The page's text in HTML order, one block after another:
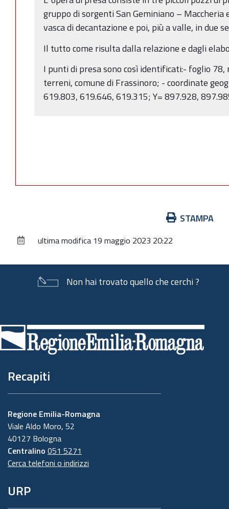
gruppo di sorgenti San Geminiano –
vasca di decantazione e poi, più a valle, in due
Il tutto come risulta dalla relazione e dagli
I punti di presa sono così identificati:- foglio 78,
terreni, comune di Frassinoro; - coordinate
619.803, 619.646, 619.315; Y= 897.928,
documento
STAMPA
ultima modifica 19 maggio 2023 20:22
Non hai trovato quello che cerchi ?
di
pagina
Recapiti
Regione Emilia-Romagna
Viale Aldo Moro, 52
40127 Bologna
Centralino 051 5271
Cerca telefoni o indirizzi
URP